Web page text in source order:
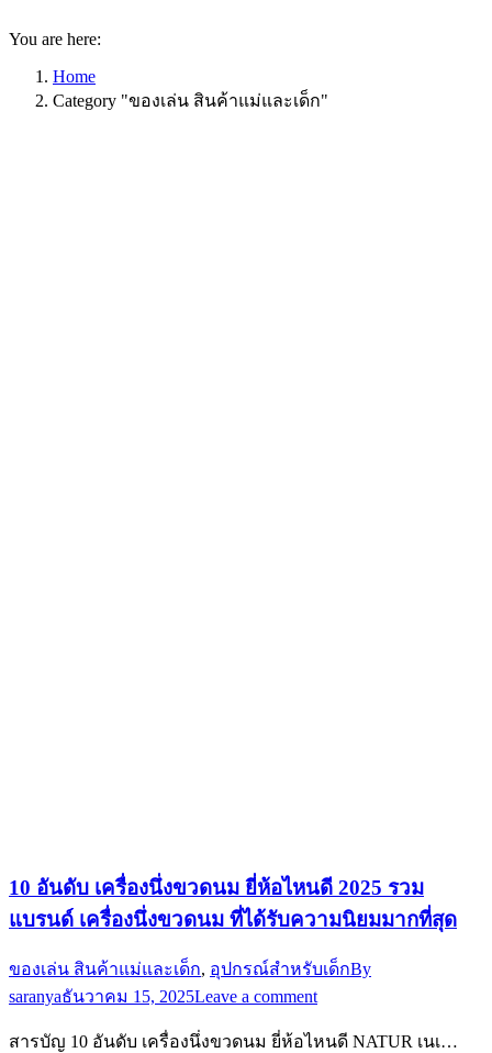
You are here:
Home
Category "ของเล่น สินค้าแม่และเด็ก"
10 อันดับ เครื่องนึ่งขวดนม ยี่ห้อไหนดี 2025 รวม
แบรนด์ เครื่องนึ่งขวดนม ที่ได้รับความนิยมมากที่สุด
ของเล่น สินค้าแม่และเด็ก, อุปกรณ์สำหรับเด็กBy
saranyaธันวาคม 15, 2025Leave a comment
สารบัญ 10 อันดับ เครื่องนึ่งขวดนม ยี่ห้อไหนดี NATUR เนเ…